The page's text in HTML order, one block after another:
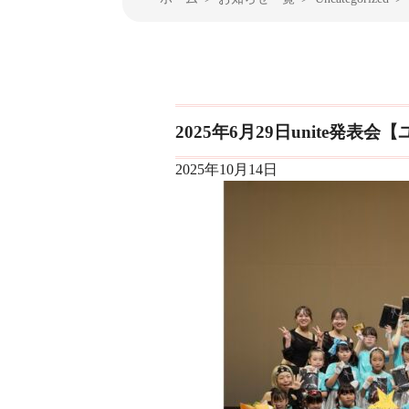
2025年6月29日unite発表会【
2025年10月14日